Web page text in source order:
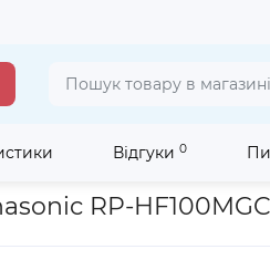
Відгуки 0
Повнорозмірні складні
RP-